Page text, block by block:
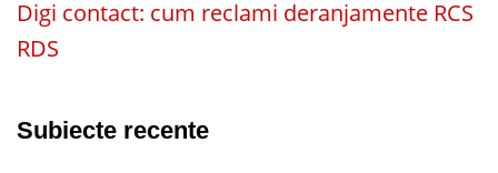
Digi contact: cum reclami deranjamente RCS
RDS
Subiecte recente